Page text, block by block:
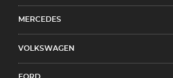
MERCEDES
VOLKSWAGEN